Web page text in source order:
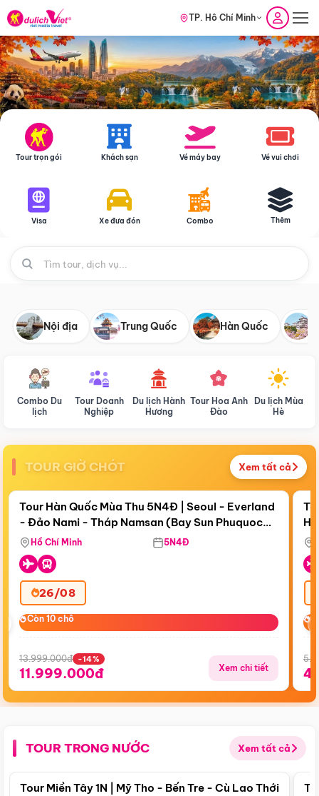
TP. Hồ Chí Minh
Tour trọn gói Khách sạn Vé máy bay Vé vui chơi
Visa Xe đưa đón Combo Thêm
Nội địa Trung Quốc Hàn Quốc
Combo Du
lịch
Tour Doanh
Nghiệp
Du lịch Hành
Hương
Tour Hoa Anh
Đào
Du lịch Mùa
Hè
TOUR GIỜ CHÓT Xem tất cả
Còn18 ngày 21:12:42
Điểm nổi bật
Tour Hàn Quốc Mùa Thu 5N4Đ | Seoul - Everland
- Đảo Nami - Tháp Namsan (Bay Sun Phuquoc
Airways)
Hồ Chí Minh 5N4Đ
26/08
Còn 10 chỗ
Còn 10 chỗ
13.999.000đ -14%
11.999.000đ Xem chi tiết
TOUR TRONG NƯỚC Xem tất cả
Điểm nổi bật
Tour Miền Tây 1N | Mỹ Tho - Bến Tre - Cù Lao Thới